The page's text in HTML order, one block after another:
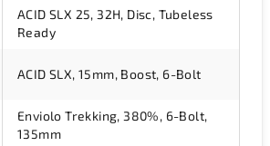
ACID SLX 25, 32H, Disc, Tubeless
Ready
ACID SLX, 15mm, Boost, 6-Bolt
Enviolo Trekking, 380%, 6-Bolt,
135mm